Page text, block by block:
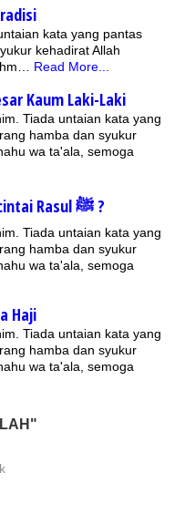
kata yang pantas
kehadirat Allah
Read More...
Kaum Laki-Laki
Tiada untaian kata yang
hamba dan syukur
wa ta'ala, semoga
Benarkah Kau Mencintai Rasul ﷺ ?
Tiada untaian kata yang
hamba dan syukur
wa ta'ala, semoga
Haji
Tiada untaian kata yang
hamba dan syukur
wa ta'ala, semoga